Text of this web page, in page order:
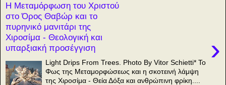
Η Μεταμόρφωση του Χριστού
στο Όρος Θαβώρ και το
πυρηνικό μανιτάρι της
Χιροσίμα - Θεολογική και
υπαρξιακή προσέγγιση
›
Light Drips From Trees. Photo By Vitor Schietti* Το
Φως της Μεταμορφώσεως και η σκοτεινή λάμψη
της Χιροσίμα - Θεία Δόξα και ανθρώπινη φρίκη....